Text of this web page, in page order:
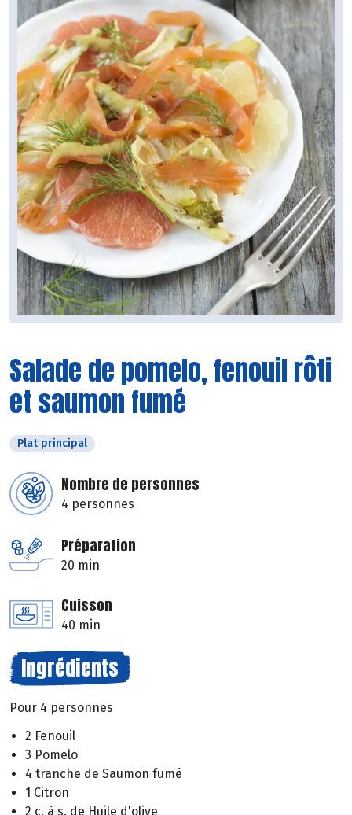
Salade de pomelo, fenouil rôti
et saumon fumé
Plat principal
Nombre de personnes
4 personnes
Préparation
20 min
Cuisson
40 min
Ingrédients
Pour 4 personnes
2 Fenouil
3 Pomelo
4 tranche de Saumon fumé
1 Citron
2 c. à s. de Huile d'olive